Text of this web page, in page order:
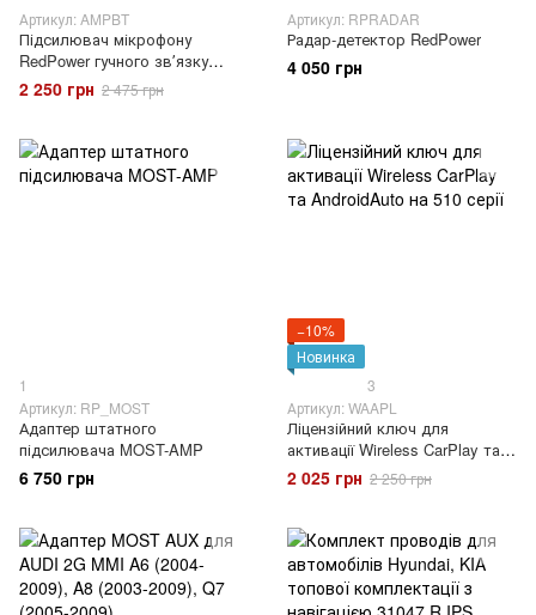
Артикул: AMPBT
Підсилювач мікрофону
RedPower гучного звʼязку
через Bluetooth
2 250 грн 2 475 грн
Артикул: RPRADAR
Радар-детектор RedPower
4 050 грн
1
Артикул: RP_MOST
Адаптер штатного
підсилювача MOST-AMP
6 750 грн
−10%
Новинка
3
Артикул: WAAPL
Ліцензійний ключ для
активації Wireless CarPlay та
AndroidAuto на 510 серії
2 025 грн 2 250 грн